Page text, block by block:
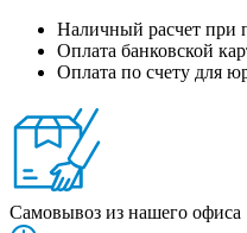
Наличный расчет при
Оплата банковской
Оплата по счету для
Самовывоз из нашего офиса